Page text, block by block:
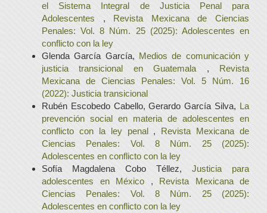
el Sistema Integral de Justicia Penal para
Adolescentes , Revista Mexicana de Ciencias
Penales: Vol. 8 Núm. 25 (2025): Adolescentes en
conflicto con la ley
Glenda García García, Medios de comunicación y
justicia transicional en Guatemala , Revista
Mexicana de Ciencias Penales: Vol. 5 Núm. 16
(2022): Justicia transicional
Rubén Escobedo Cabello, Gerardo García Silva, La
prevención social en materia de adolescentes en
conflicto con la ley penal , Revista Mexicana de
Ciencias Penales: Vol. 8 Núm. 25 (2025):
Adolescentes en conflicto con la ley
Sofía Magdalena Cobo Téllez, Justicia para
adolescentes en México , Revista Mexicana de
Ciencias Penales: Vol. 8 Núm. 25 (2025):
Adolescentes en conflicto con la ley